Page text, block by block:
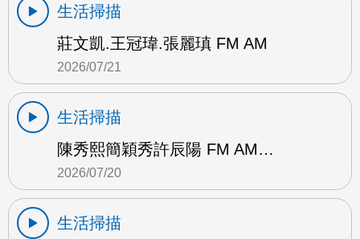
生活掃描
莊文凱.王冠瑋.張麗瑱 FM AM
2026/07/21
生活掃描
陳秀熙簡穎秀許辰陽 FM AM…
2026/07/20
生活掃描